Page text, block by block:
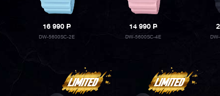
16 990P
DW-5600SC-2E
14 990P
DW-5600SC-4E